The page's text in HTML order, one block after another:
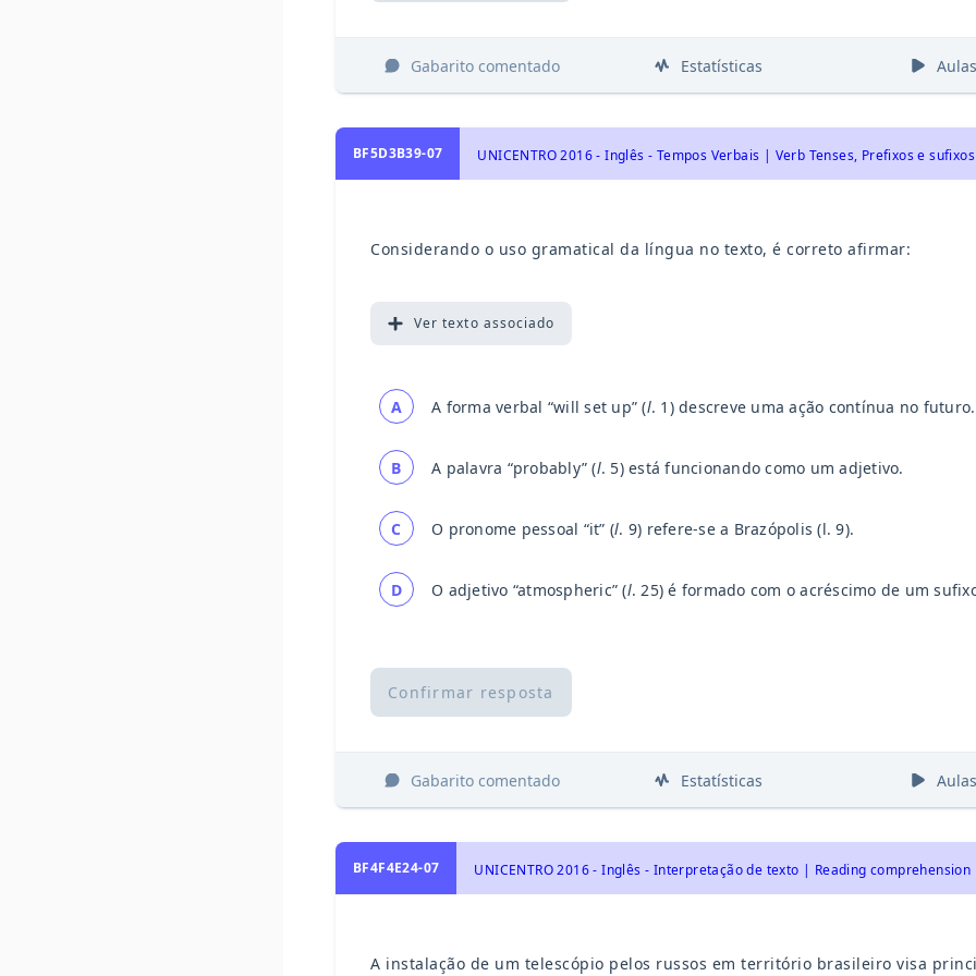
Gabarito comentado Estatísticas Aulas
BF5D3B39-07
Considerando o uso gramatical da língua no texto, é correto afirmar:
Ver texto associado
A A forma verbal “will set up” (l. 1) descreve uma ação contínua no futuro.
B A palavra “probably” (l. 5) está funcionando como um adjetivo.
C O pronome pessoal “it” (l. 9) refere-se a Brazópolis (l. 9).
D O adjetivo “atmospheric” (l. 25) é formado com o acréscimo de um
Confirmar resposta
Gabarito comentado Estatísticas Aulas
BF4F4E24-07 UNICENTRO 2016 - Inglês - Interpretação de texto | Reading comprehension
A instalação de um telescópio pelos russos em território brasileiro visa